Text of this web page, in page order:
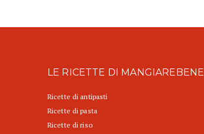
LE RICETTE DI MANGIAREBENE
Ricette di antipasti
Ricette di pasta
Ricette di riso